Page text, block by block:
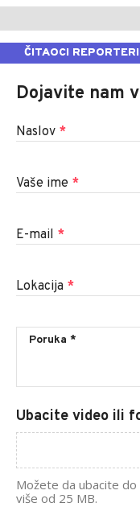
ČITAOCI REPORTERI
Dojavite nam
Naslov *
Vaše ime *
E-mail *
Lokacija *
Ubacite video ili
Možete da ubacite
više od 25 MB.